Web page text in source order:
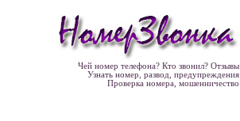
Чей номер телефона? Кто звонил? Отзывы
Узнать номер, развод, предупреждения
Проверка номера, мошенничество